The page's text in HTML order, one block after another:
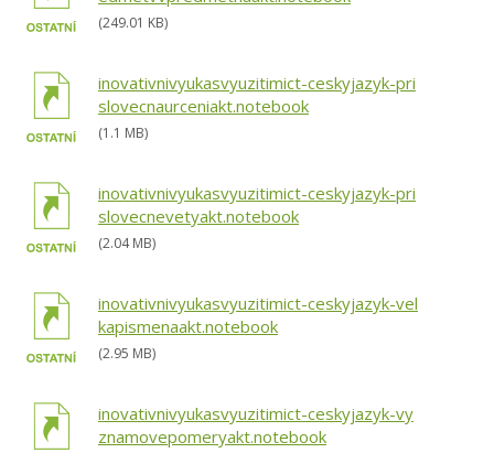
(249.01 KB)
inovativnivyukasvyuzitimict-ceskyjazyk-pri
slovecnaurceniakt.notebook
(1.1 MB)
inovativnivyukasvyuzitimict-ceskyjazyk-pri
slovecnevetyakt.notebook
(2.04 MB)
inovativnivyukasvyuzitimict-ceskyjazyk-vel
kapismenaakt.notebook
(2.95 MB)
inovativnivyukasvyuzitimict-ceskyjazyk-vy
znamovepomeryakt.notebook